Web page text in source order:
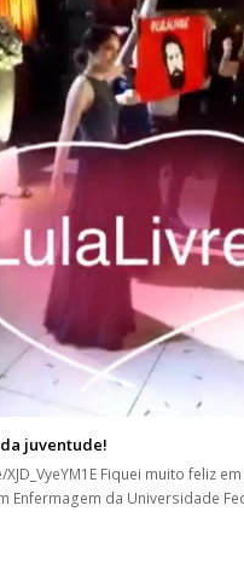
juventude!
Fiquei muito feliz
Enfermagem da Universidade